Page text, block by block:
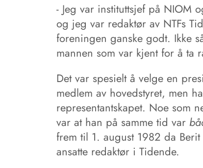
- Jeg var instituttsjef på NIOM
og jeg var redaktør av NTFs
foreningen ganske godt. Ikke
mannen som var kjent for å ta
Det var spesielt å velge en
medlem av hovedstyret, men
representantskapet. Noe som
var at han på samme tid var
frem til 1. august 1982 da
ansatte redaktør i Tidende.